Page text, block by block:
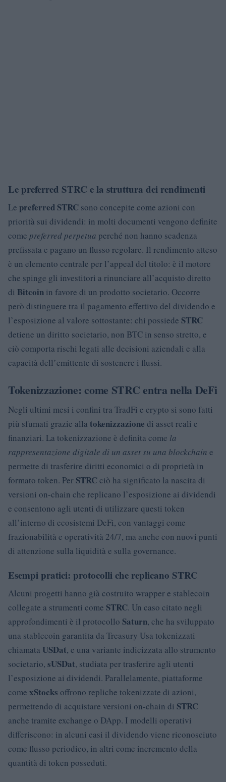
Le preferred STRC e la struttura dei rendimenti
Le preferred STRC sono concepite come azioni con
priorità sui dividendi: in molti documenti vengono definite
come preferred perpetua perché non hanno scadenza
prefissata e pagano un flusso regolare. Il rendimento atteso
è un elemento centrale per l’appeal del titolo: è il motore
che spinge gli investitori a rinunciare all’acquisto diretto
di Bitcoin in favore di un prodotto societario. Occorre
però distinguere tra il pagamento effettivo del dividendo e
l’esposizione al valore sottostante: chi possiede STRC
detiene un diritto societario, non BTC in senso stretto, e
ciò comporta rischi legati alle decisioni aziendali e alla
capacità dell’emittente di sostenere i flussi.
Tokenizzazione: come STRC entra nella DeFi
Negli ultimi mesi i confini tra TradFi e crypto si sono fatti
più sfumati grazie alla tokenizzazione di asset reali e
finanziari. La tokenizzazione è definita come la
rappresentazione digitale di un asset su una blockchain e
permette di trasferire diritti economici o di proprietà in
formato token. PerSTRC ciò ha significato la nascita di
versioni on-chain che replicano l’esposizione ai dividendi
e consentono agli utenti di utilizzare questi token
all’interno di ecosistemi DeFi, con vantaggi come
frazionabilità e operatività 24/7, ma anche con nuovi punti
di attenzione sulla liquidità e sulla governance.
Esempi pratici: protocolli che replicano STRC
Alcuni progetti hanno già costruito wrapper e stablecoin
collegate a strumenti come STRC. Un caso citato negli
approfondimenti è il protocollo Saturn, che ha sviluppato
una stablecoin garantita da Treasury Usa tokenizzati
chiamata USDat, e una variante indicizzata allo strumento
societario, sUSDat, studiata per trasferire agli utenti
l’esposizione ai dividendi. Parallelamente, piattaforme
come xStocks offrono repliche tokenizzate di azioni,
permettendo di acquistare versioni on-chain di STRC
anche tramite exchange o DApp. I modelli operativi
differiscono: in alcuni casi il dividendo viene riconosciuto
come flusso periodico, in altri come incremento della
quantità di token posseduti.